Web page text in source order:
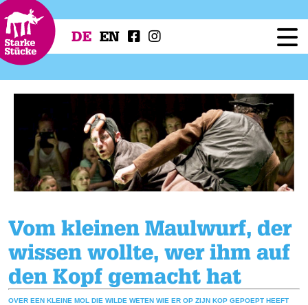
DE EN
Festival
Programm
Workshops
Festivalprojekte
Presse
Vom kleinen Maulwurf, der
wissen wollte, wer ihm auf
den Kopf gemacht hat
OVER EEN KLEINE MOL DIE WILDE WETEN WIE ER OP ZIJN KOP GEPOEPT HEEFT